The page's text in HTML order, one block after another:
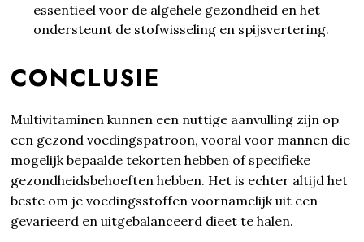
essentieel voor de algehele gezondheid en het
ondersteunt de stofwisseling en spijsvertering.
CONCLUSIE
Multivitaminen kunnen een nuttige aanvulling zijn op
een gezond voedingspatroon, vooral voor mannen die
mogelijk bepaalde tekorten hebben of specifieke
gezondheidsbehoeften hebben. Het is echter altijd het
beste om je voedingsstoffen voornamelijk uit een
gevarieerd en uitgebalanceerd dieet te halen.